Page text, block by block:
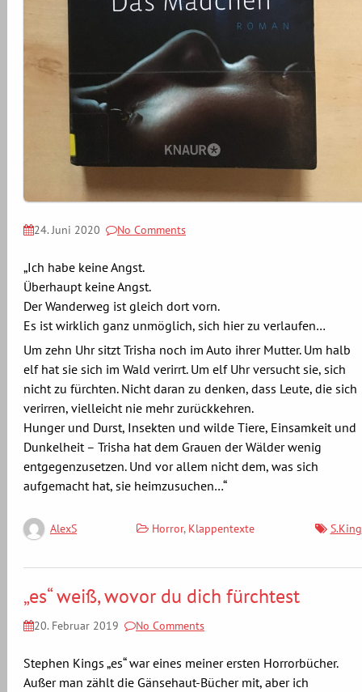
24. Juni 2020 No Comments
„Ich habe keine Angst.
Überhaupt keine Angst.
Der Wanderweg ist gleich dort vorn.
Es ist wirklich ganz unmöglich, sich hier zu verlaufen…
Um zehn Uhr sitzt Trisha noch im Auto ihrer Mutter. Um halb
elf hat sie sich im Wald verirrt. Um elf Uhr versucht sie, sich
nicht zu fürchten. Nicht daran zu denken, dass Leute, die sich
verirren, vielleicht nie mehr zurückkehren.
Hunger und Durst, Insekten und wilde Tiere, Einsamkeit und
Dunkelheit – Trisha hat dem Grauen der Wälder wenig
entgegenzusetzen. Und vor allem nicht dem, was sich
aufgemacht hat, sie heimzusuchen…“
AlexS Horror, Klappentexte S.King
„es“ weiß, wovor du dich fürchtest
20. Februar 2019 No Comments
Stephen Kings „es“ war eines meiner ersten Horrorbücher.
Außer man zählt die Gänsehaut-Bücher mit, aber ich